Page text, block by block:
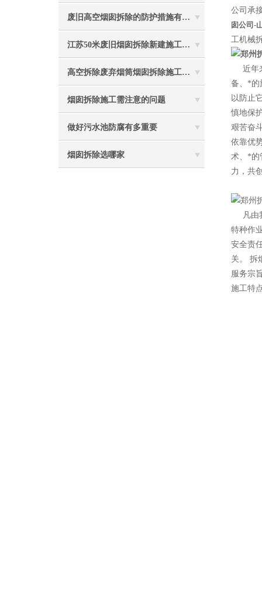
废旧高空烟囱拆除的防护措施有哪些？
江苏50米废旧烟囱拆除新建施工受哪些因素影响
高空拆除废弃烟筒烟囱拆除施工措施 ：
烟囱拆除施工需注意的问题
做好污水池防腐有多重要
烟囱拆除选哪家
公司承
囱公司-
工机械
近年
备、*的
以防止
慎地保
艰苦奋
依靠优
术、*的
力，共
凡由
特种作
安全责
关。 拆
服务宗
施工特